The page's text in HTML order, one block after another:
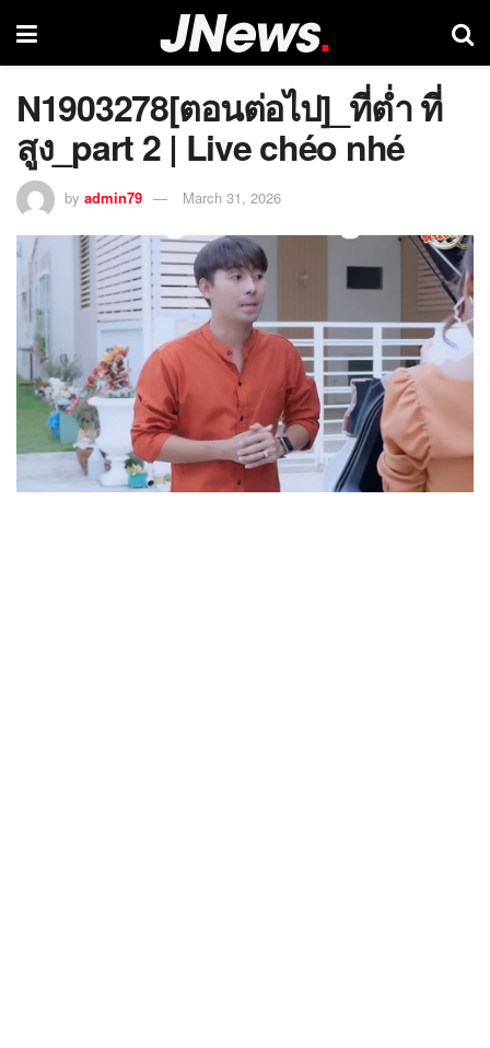
N1903278[ตอนต่อไป]_ที่ต่ำ ที่
สูง_part 2 | Live chéo nhé
by admin79 March 31, 2026